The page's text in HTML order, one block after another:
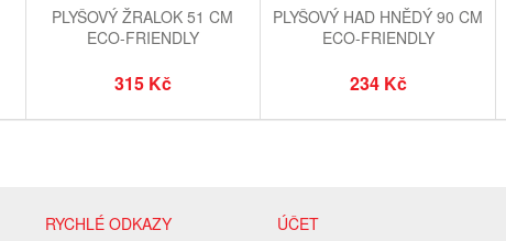
PLYŠOVÝ ŽRALOK 51 CM
ECO-FRIENDLY
315 Kč
PLYŠOVÝ HAD HNĚDÝ 90 CM
ECO-FRIENDLY
234 Kč
RYCHLÉ ODKAZY ÚČET